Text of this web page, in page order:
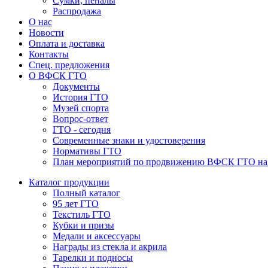
Распродажа
О нас
Новости
Оплата и доставка
Контакты
Спец. предложения
О ВФСК ГТО
Документы
История ГТО
Музей спорта
Вопрос-ответ
ГТО - сегодня
Современные знаки и удостоверения
Нормативы ГТО
План мероприятий по продвижению ВФСК ГТО на
Каталог продукции
Полный каталог
95 лет ГТО
Текстиль ГТО
Кубки и призы
Медали и аксессуары
Награды из стекла и акрила
Тарелки и подносы